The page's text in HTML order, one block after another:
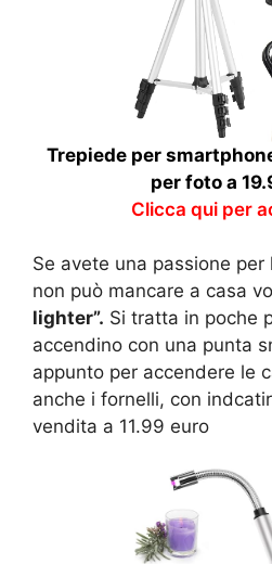
Trepiede per
per foto a
Clicca qui per
Se avete una passione per
non può mancare a casa
lighter”. Si tratta in poche
accendino con una punta
appunto per accendere le
anche i fornelli, con
vendita a 11.99 euro